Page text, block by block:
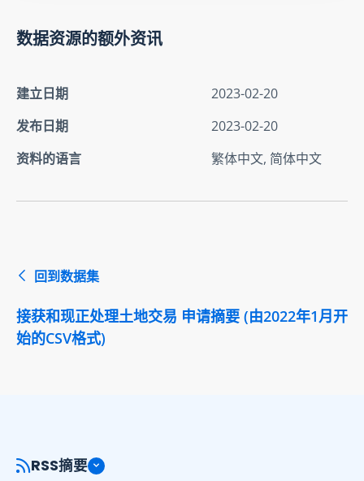
数据资源的额外资讯
建立日期
2023-02-20
发布日期
2023-02-20
资料的语言
繁体中文, 简体中文
回到数据集
接获和现正处理土地交易 申请摘要 (由2022年1月开
始的CSV格式)
RSS摘要